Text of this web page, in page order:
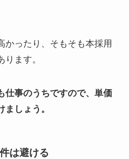
かったり、そもそも本採用
ます。
仕事のうちですので、単価
しょう。
は避ける